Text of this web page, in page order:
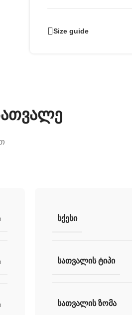
Size guide
ᲡᲥᲔᲡᲘ
ᲡᲐᲗᲕᲐᲚᲘᲡ ᲢᲘᲞᲘ
ᲡᲐᲗᲕᲐᲚᲘᲡ ᲖᲝᲛᲐ